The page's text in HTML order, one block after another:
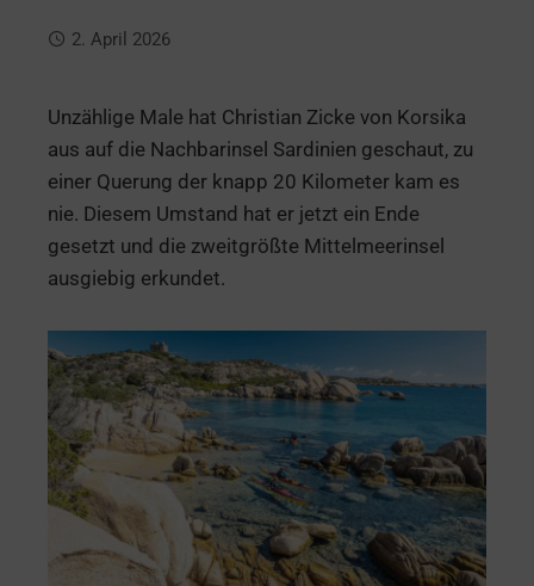
2. April 2026
Unzählige Male hat Christian Zicke von Korsika
aus auf die Nachbarinsel Sardinien geschaut, zu
einer Querung der knapp 20 Kilometer kam es
nie. Diesem Umstand hat er jetzt ein Ende
gesetzt und die zweitgrößte Mittelmeerinsel
ausgiebig erkundet.